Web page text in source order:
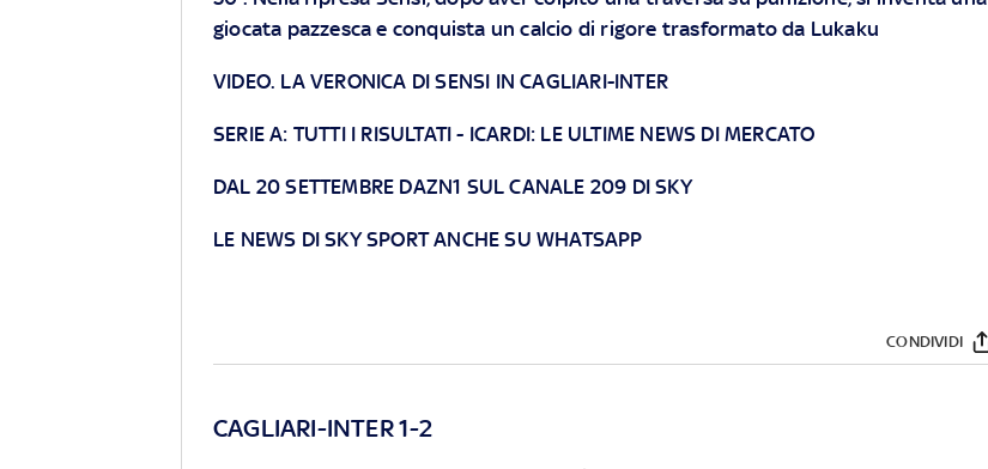
giocata pazzesca e conquista un calcio di rigore trasformato da Lukaku
VIDEO. LA VERONICA DI SENSI IN CAGLIARI-INTER
SERIE A: TUTTI I RISULTATI - ICARDI: LE ULTIME NEWS DI MERCATO
DAL 20 SETTEMBRE DAZN1 SUL CANALE 209 DI SKY
LE NEWS DI SKY SPORT ANCHE SU WHATSAPP
CONDIVIDI
CAGLIARI-INTER 1-2